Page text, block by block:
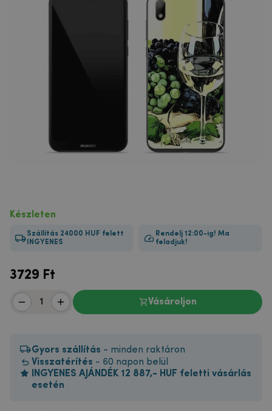
Készleten
Szállítás 24000 HUF felett
INGYENES
Rendelj 12:00-ig! Ma
feladjuk!
3729 Ft
Vásároljon
Gyors szállítás - minden raktáron
Visszatérítés - 60 napon belül
INGYENES AJÁNDÉK 12 887,- HUF feletti vásárlás
esetén